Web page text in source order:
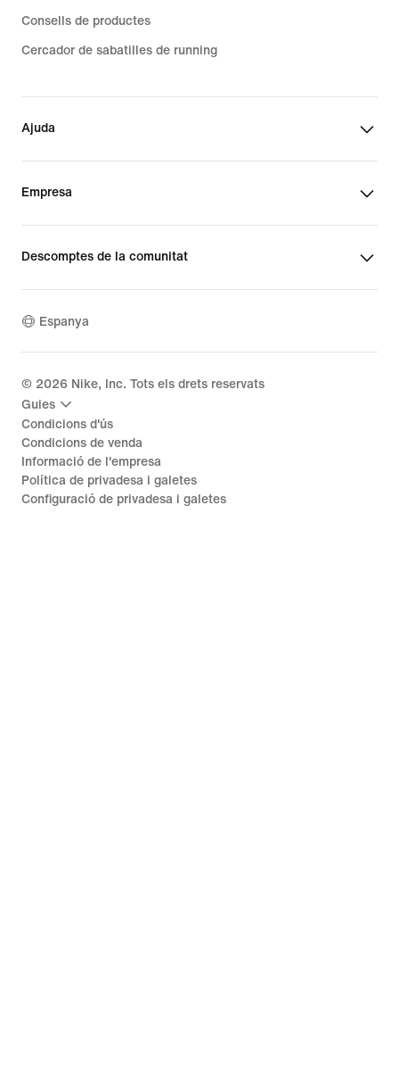
Consells de productes
Cercador de sabatilles de running
Ajuda
Empresa
Descomptes de la comunitat
Espanya
© 2026 Nike, Inc. Tots els drets reservats
Guies
Condicions d'ús
Condicions de venda
Informació de l'empresa
Política de privadesa i galetes
Configuració de privadesa i galetes